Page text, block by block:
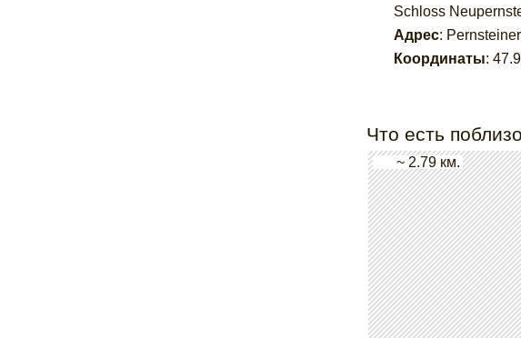
Schloss
Адрес:
Координаты:
Что есть
~ 2.79 км.